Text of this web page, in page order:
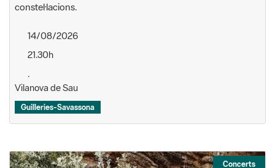
constel·lacions.
14/08/2026
21.30h
.
Vilanova de Sau
Guilleries-Savassona
Concerts